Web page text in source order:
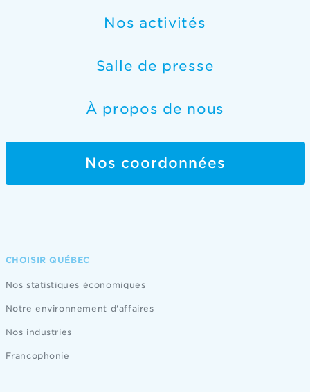
Nos activités
Salle de presse
À propos de nous
Nos coordonnées
CHOISIR QUÉBEC
Nos statistiques économiques
Notre environnement d'affaires
Nos industries
Francophonie